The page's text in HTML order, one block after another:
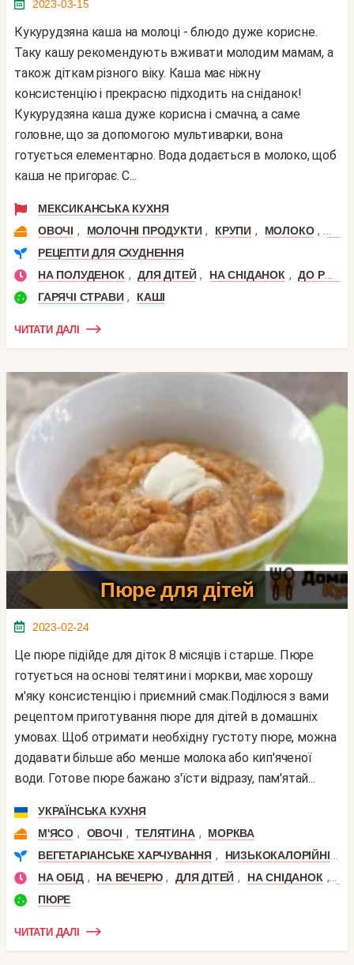
2023-03-15
Кукурудзяна каша на молоці - блюдо дуже корисне.
Таку кашу рекомендують вживати молодим мамам, а
також діткам різного віку. Каша має ніжну
консистенцію і прекрасно підходить на сніданок!
Кукурудзяна каша дуже корисна і смачна, а саме
головне, що за допомогою мультиварки, вона
готується елементарно. Вода додається в молоко, щоб
каша не пригорає. С...
МЕКСИКАНСЬКА КУХНЯ
ОВОЧІ , МОЛОЧНІ ПРОДУКТИ , КРУПИ , МОЛОКО ,
РЕЦЕПТИ ДЛЯ СХУДНЕННЯ
НА ПОЛУДЕНОК , ДЛЯ ДІТЕЙ , НА СНІДАНОК , ДО РОКУ
ГАРЯЧІ СТРАВИ , КАШІ
ЧИТАТИ ДАЛІ
Пюре для дітей
2023-02-24
Це пюре підійде для діток 8 місяців і старше. Пюре
готується на основі телятини і моркви, має хорошу
м'яку консистенцію і приємний смак.Поділюся з вами
рецептом приготування пюре для дітей в домашніх
умовах. Щоб отримати необхідну густоту пюре, можна
додавати більше або менше молока або кип'яченої
води. Готове пюре бажано з'їсти відразу, пам'ятай...
УКРАЇНСЬКА КУХНЯ
М'ЯСО , ОВОЧІ , ТЕЛЯТИНА ,
МОРКВА
ВЕГЕТАРІАНСЬКЕ ХАРЧУВАННЯ , НИЗЬКОКАЛОРІЙНІ ,
НА ОБІД , НА ВЕЧЕРЮ , ДЛЯ ДІТЕЙ , НА СНІДАНОК ,
ПЮРЕ
ЧИТАТИ ДАЛІ